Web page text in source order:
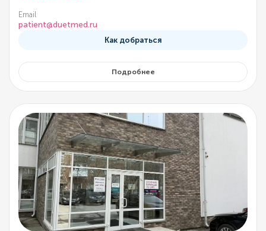
Email
patient@duetmed.ru
Как добраться
Подробнее